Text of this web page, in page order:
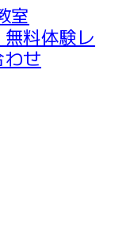
室
料体験レ
せ